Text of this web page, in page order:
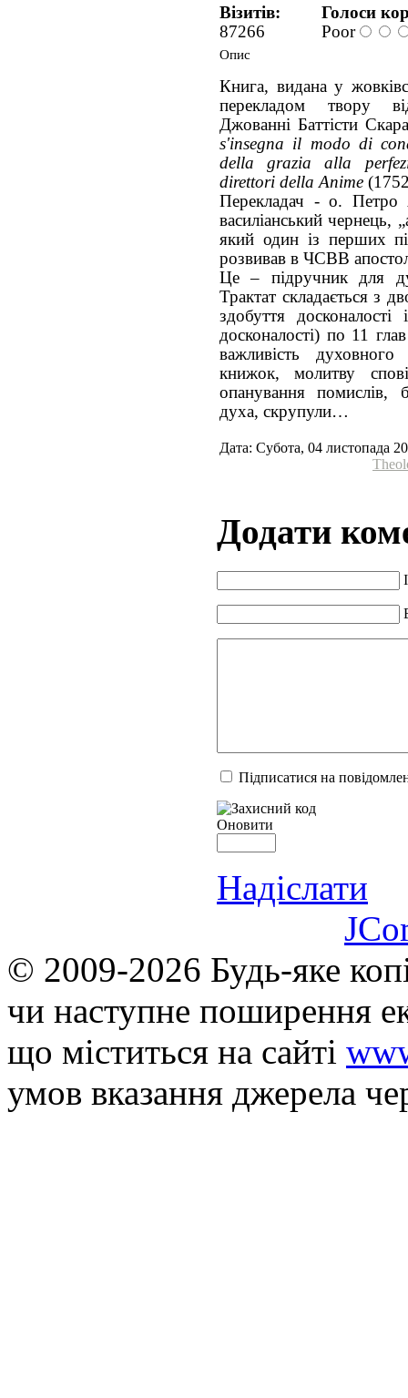
Візитів:
87266
Голоси
Poor
Опис
Книга, видана у
перекладом твору
Джованні Баттісти
s'insegna il modo di
della grazia alla
direttori della Anime
Перекладач - о. Петро
василіанський чернець,
який один із перших
розвивав в ЧСВВ
Це – підручник для
Трактат складається з
здобуття
досконалості) по 11
важливість
книжок, молитву
опанування помислів,
духа, скрупули…
Дата: Субота, 04 листопада
Додати
Підписатися на
Оновити
Надіслати
© 2009-2026 Будь-яке
чи наступне поширення
що мiститься на сайті
умов вказання джерела